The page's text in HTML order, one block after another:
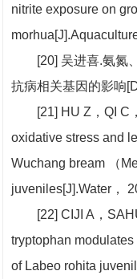
nitrite exposure on
[20] 吴进喜.氨氮
抗病相关基因的影响
[21] HU Z，QI C
oxidative stress and
Wuchang bream （
juveniles[J].Water，
[22] CIJI A，
tryptophan
of Labeo rohita